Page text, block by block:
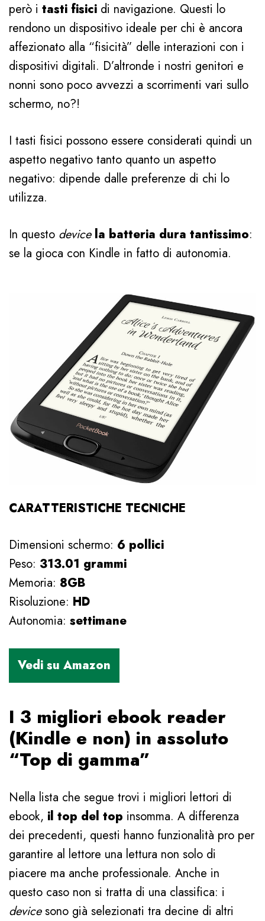
però i tasti fisici di navigazione. Questi lo
rendono un dispositivo ideale per chi è ancora
affezionato alla “fisicità” delle interazioni con i
dispositivi digitali. D’altronde i nostri genitori e
nonni sono poco avvezzi a scorrimenti vari sullo
schermo, no?!
I tasti fisici possono essere considerati quindi un
aspetto negativo tanto quanto un aspetto
negativo: dipende dalle preferenze di chi lo
utilizza.
In questo device la batteria dura tantissimo:
se la gioca con Kindle in fatto di autonomia.
CARATTERISTICHE TECNICHE
Dimensioni schermo: 6 pollici
Peso: 313.01 grammi
Memoria: 8GB
Risoluzione: HD
Autonomia: settimane
I 3 migliori ebook reader
(Kindle e non) in assoluto
“Top di gamma”
Nella lista che segue trovi i migliori lettori di
ebook, il top del top insomma. A differenza
dei precedenti, questi hanno funzionalità pro per
garantire al lettore una lettura non solo di
piacere ma anche professionale. Anche in
questo caso non si tratta di una classifica: i
devicesono già selezionati tra decine di altri